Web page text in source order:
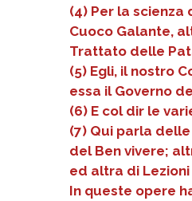
(4) Per la scienza
Cuoco Galante,
Trattato delle
(5) Egli, il nostro
essa il Governo
(6) E col dir le
(7) Qui parla
del Ben vivere;
ed altra di
In queste opere